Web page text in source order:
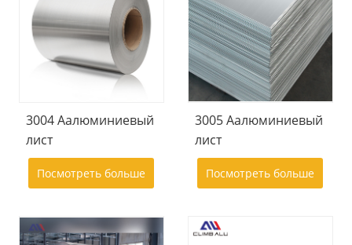
3004 Aалюминиевый
лист
Посмотреть больше
3005 Aалюминиевый
лист
Посмотреть больше